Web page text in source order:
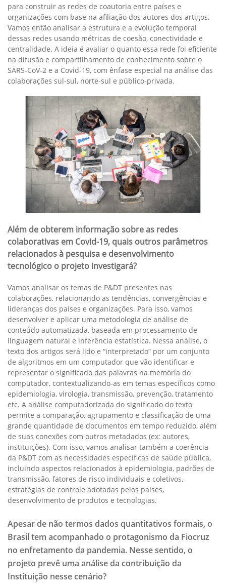
para construir as redes de coautoria entre países e
organizações com base na afiliação dos autores dos artigos.
Vamos então analisar a estrutura e a evolução temporal
dessas redes usando métricas de coesão, conectividade e
centralidade. A ideia é avaliar o quanto essa rede foi eficiente
na difusão e compartilhamento de conhecimento sobre o
SARS-CoV-2 e a Covid-19, com ênfase especial na análise das
colaborações sul-sul, norte-sul e público-privada.
Além de obterem informação sobre as redes
colaborativas em Covid-19, quais outros parâmetros
relacionados à pesquisa e desenvolvimento
tecnológico o projeto investigará?
Vamos analisar os temas de P&DT presentes nas
colaborações, relacionando as tendências, convergências e
lideranças dos países e organizações. Para isso, vamos
desenvolver e aplicar uma metodologia de análise de
conteúdo automatizada, baseada em processamento de
linguagem natural e inferência estatística. Nessa análise, o
texto dos artigos será lido e “interpretado” por um conjunto
de algoritmos em um computador que vão identificar e
representar o significado das palavras na memória do
computador, contextualizando-as em temas específicos como
epidemiologia, virologia, transmissão, prevenção, tratamento
etc. A análise computadorizada do significado do texto
permite a comparação, agrupamento e classificação de uma
grande quantidade de documentos em tempo reduzido, além
de suas conexões com outros metadados (ex: autores,
instituições). Com isso, vamos analisar também a coerência
da P&DT com as necessidades específicas de saúde pública,
incluindo aspectos relacionados à epidemiologia, padrões de
transmissão, fatores de risco individuais e coletivos,
estratégias de controle adotadas pelos países,
desenvolvimento de produtos e tecnologias.
Apesar de não termos dados quantitativos formais, o
Brasil tem acompanhado o protagonismo da Fiocruz
no enfretamento da pandemia. Nesse sentido, o
projeto prevê uma análise da contribuição da
Instituição nesse cenário?